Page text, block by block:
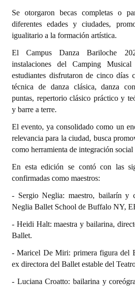
Resoluciones
Resoluciones de Presidencia
INSTITUCIONAL
Antiguos Pobladores
Noticias Destacadas
Datos Históricos
Audiencias Públicas - Registro
Mujeres que Dejaron Huellas -
Ciudadano Ilustre - Registro
Banca del Vecino - Registro
Huéspedes de Honor - Registro
Se otorgaron becas completas o
diferentes edades y ciudades,
igualitario a la formación artística.
El Campus Danza Bariloche
instalaciones del Camping
estudiantes disfrutaron de cinco días
técnica de danza clásica, danza
puntas, repertorio clásico práctico y
y barre a terre.
El evento, ya consolidado como un
relevancia para la ciudad, busca
como herramienta de integración
En esta edición se contó con las
confirmadas como maestros:
- Sergio Neglia: maestro, bailarín y
Neglia Ballet School de Buffalo NY,
- Heidi Halt: maestra y bailarina,
Ballet.
- Maricel De Miri: primera figura del
ex directora del Ballet estable del
- Luciana Croatto: bailarina y